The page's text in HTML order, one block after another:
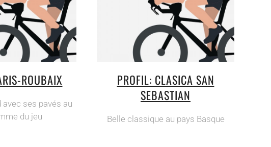
ROUBAIX
ses pavés au
du jeu
PROFIL: CLASICA SAN
SEBASTIAN
Belle classique au pays Basque